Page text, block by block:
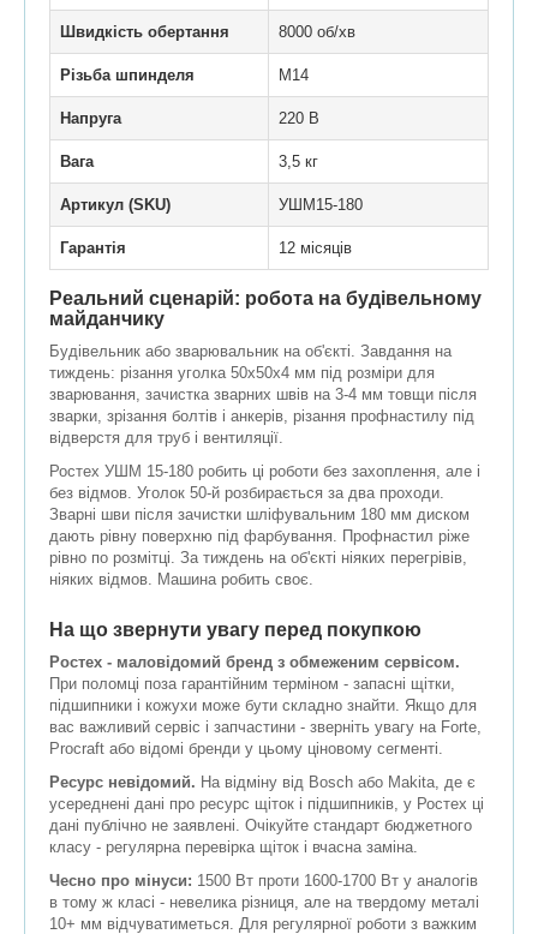
Швидкість обертання 8000 об/хв
Різьба шпинделя M14
Напруга 220 В
Вага 3,5 кг
Артикул (SKU) УШМ15-180
Гарантія 12 місяців
Реальний сценарій: робота на будівельному
майданчику
Будівельник або зварювальник на об'єкті. Завдання на
тиждень: різання уголка 50х50х4 мм під розміри для
зварювання, зачистка зварних швів на 3-4 мм товщи після
зварки, зрізання болтів і анкерів, різання профнастилу під
відверстя для труб і вентиляції.
Ростех УШМ 15-180 робить ці роботи без захоплення, але і
без відмов. Уголок 50-й розбирається за два проходи.
Зварні шви після зачистки шліфувальним 180 мм диском
дають рівну поверхню під фарбування. Профнастил ріже
рівно по розмітці. За тиждень на об'єкті ніяких перегрівів,
ніяких відмов. Машина робить своє.
На що звернути увагу перед покупкою
Ростех - маловідомий бренд з обмеженим сервісом.
При поломці поза гарантійним терміном - запасні щітки,
підшипники і кожухи може бути складно знайти. Якщо для
вас важливий сервіс і запчастини - зверніть увагу на Forte,
Procraft або відомі бренди у цьому ціновому сегменті.
Ресурс невідомий. На відміну від Bosch або Makita, де є
усереднені дані про ресурс щіток і підшипників, у Ростех ці
дані публічно не заявлені. Очікуйте стандарт бюджетного
класу - регулярна перевірка щіток і вчасна заміна.
Чесно про мінуси: 1500 Вт проти 1600-1700 Вт у аналогів
в тому ж класі - невелика різниця, але на твердому металі
10+ мм відчуватиметься. Для регулярної роботи з важким